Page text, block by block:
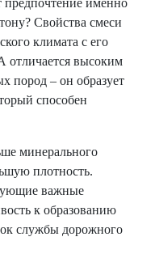
предпочтение именно
Свойства смеси
климата с его
высоким
пород – он образует
способен
минерального
плотность.
важные
к образованию
службы дорожного